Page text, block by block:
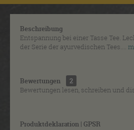
Beschreibung
Entspannung bei einer Tasse Tee.
der Serie der ayurvedischen Tees....
Bewertungen
2
Bewertungen lesen, schreiben und
Produktdeklaration | GPSR